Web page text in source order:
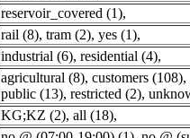
reservoir_covered (1),
rail (8), tram (2), yes (1),
industrial (6), residential (4),
agricultural (8), customers (108),
public (13), restricted (2),
KG;KZ (2), all (18),